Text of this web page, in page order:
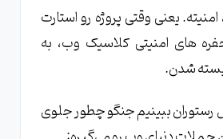
یعنی وقتی پروژه رو استارت
های امنیتی کلاسیک وب، به
شدن.
رستوران ببینیم جنگو چطور جلوی